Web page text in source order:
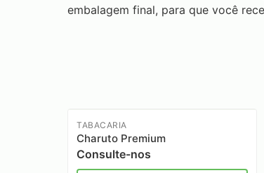
embalagem final, para que você
TABACARIA
Charuto Premium
Consulte-nos